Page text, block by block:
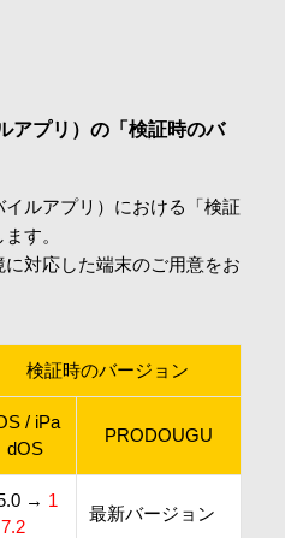
アプリ）の「検証時のバ
ルアプリ）における「検証
す。
対応した端末のご用意をお
検証時のバージョン
/ iPa
dOS
PRODOUGU
→ 1
最新バージョン